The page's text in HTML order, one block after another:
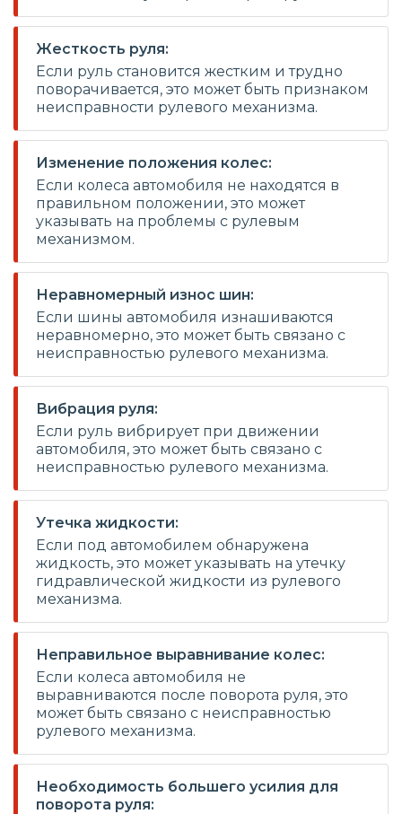
Жесткость руля:
Если руль становится жестким и трудно
поворачивается, это может быть признаком
неисправности рулевого механизма.
Изменение положения колес:
Если колеса автомобиля не находятся в
правильном положении, это может
указывать на проблемы с рулевым
механизмом.
Неравномерный износ шин:
Если шины автомобиля изнашиваются
неравномерно, это может быть связано с
неисправностью рулевого механизма.
Вибрация руля:
Если руль вибрирует при движении
автомобиля, это может быть связано с
неисправностью рулевого механизма.
Утечка жидкости:
Если под автомобилем обнаружена
жидкость, это может указывать на утечку
гидравлической жидкости из рулевого
механизма.
Неправильное выравнивание колес:
Если колеса автомобиля не
выравниваются после поворота руля, это
может быть связано с неисправностью
рулевого механизма.
Необходимость большего усилия для
поворота руля: